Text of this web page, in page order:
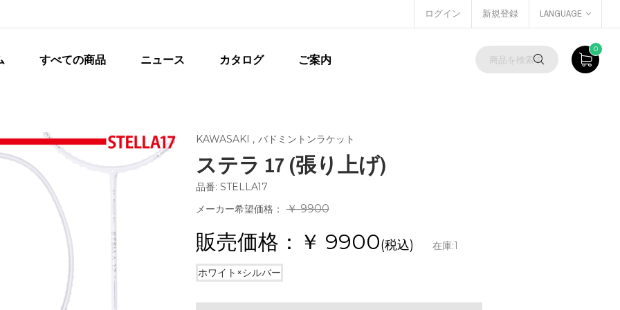
ログイン 新規登録 LANGUAGE
すべての商品 ニュース カタログ ご案内
0
KAWASAKI , バドミントンラケット
ステラ 17 (張り上げ)
品番: STELLA17
メーカー希望価格： ￥ 9900
販売価格：￥ 9900(税込) 在庫:1
ホワイト×シルバー